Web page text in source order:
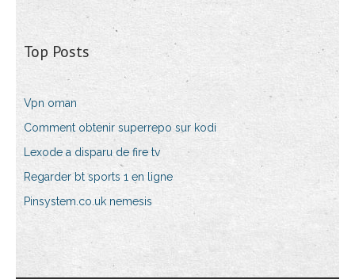
Top Posts
Vpn oman
Comment obtenir superrepo sur kodi
Lexode a disparu de fire tv
Regarder bt sports 1 en ligne
Pinsystem.co.uk nemesis